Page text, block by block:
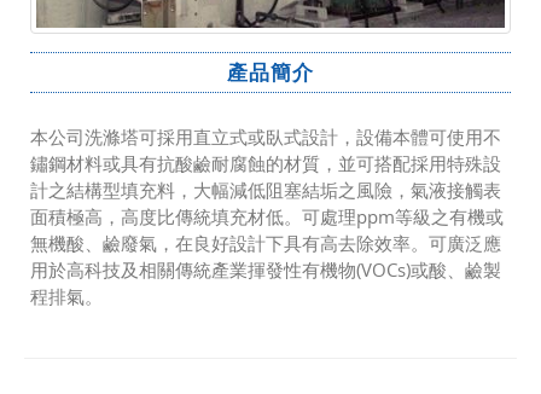
產品簡介
本公司洗滌塔可採用直立式或臥式設計，設備本體可使用不
鏽鋼材料或具有抗酸鹼耐腐蝕的材質，並可搭配採用特殊設
計之結構型填充料，大幅減低阻塞結垢之風險，氣液接觸表
面積極高，高度比傳統填充材低。可處理ppm等級之有機或
無機酸、鹼廢氣，在良好設計下具有高去除效率。可廣泛應
用於高科技及相關傳統產業揮發性有機物(VOCs)或酸、鹼製
程排氣。